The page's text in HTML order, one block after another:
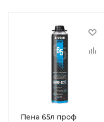
Пена 65л проф